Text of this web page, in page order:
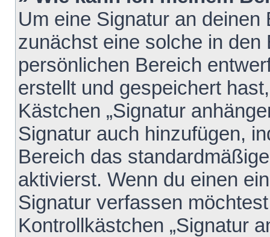
Um eine Signatur an
zunächst eine solche in den
persönlichen Bereich
erstellt und gespeichert
Kästchen „Signatur
Signatur auch hinzufügen,
Bereich das
aktivierst. Wenn du einen
Signatur verfassen
Kontrollkästchen „Signatur